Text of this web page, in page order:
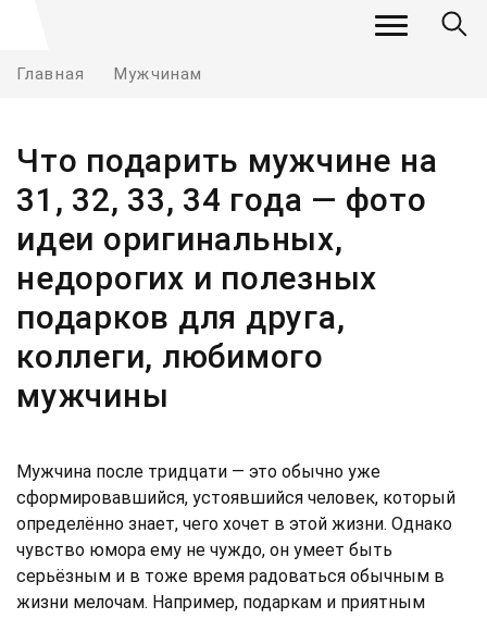
Главная Мужчинам
Что подарить мужчине на
31, 32, 33, 34 года — фото
идеи оригинальных,
недорогих и полезных
подарков для друга,
коллеги, любимого
мужчины
Мужчина после тридцати — это обычно уже
сформировавшийся, устоявшийся человек, который
определённо знает, чего хочет в этой жизни. Однако
чувство юмора ему не чуждо, он умеет быть
серьёзным и в тоже время радоваться обычным в
жизни мелочам. Например, подаркам и приятным